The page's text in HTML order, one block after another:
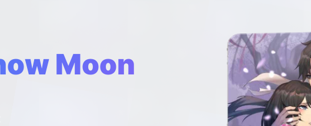
Moon